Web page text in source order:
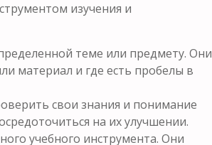
изучения и
теме или предмету. Они
материал и где есть пробелы в
свои знания и понимание
на их улучшении.
учебного инструмента. Они